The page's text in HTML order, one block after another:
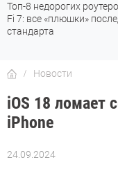
Топ-8 недорогих
Fi 7: все «плюшки»
стандарта
Новости
iOS 18 ломает
iPhone
24.09.2024
Автор: